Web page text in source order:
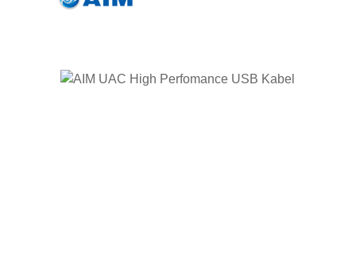
Bildergalerie überspringen